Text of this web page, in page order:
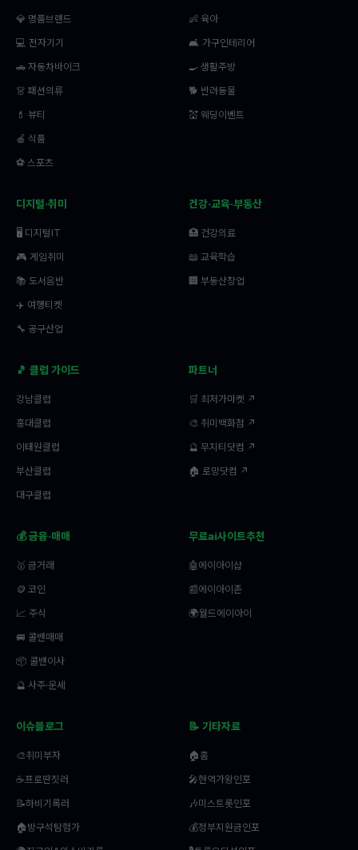
💎 명품브랜드
💻 전자기기
🚗 자동차바이크
👗 패션의류
💄 뷰티
🍎 식품
⚽ 스포츠
👶 육아
🛋️ 가구인테리어
🍳 생활주방
🐕 반려동물
💒 웨딩이벤트
디지털·취미
🖥️ 디지털IT
🎮 게임취미
📚 도서음반
✈️ 여행티켓
🔧 공구산업
건강·교육·부동산
🏥 건강의료
📖 교육학습
🏢 부동산창업
🎵 클럽 가이드
강남클럽
홍대클럽
이태원클럽
부산클럽
대구클럽
파트너
🛒 최저가마켓 ↗
🎨 취미백화점 ↗
🔮 무지티닷컴 ↗
🏠 로망닷컴 ↗
💰 금융·매매
🥇 금거래
🪙 코인
📈 주식
🚐 콜밴매매
📦 콜밴이사
🔮 사주·운세
무료ai사이트추천
🤖에이아이샵
📰에이아이존
🌍월드에이아이
이슈블로그
🎨취미부자
☕프로딴짓러
📝하비기록러
🏠방구석탐험가
📝 기타자료
🏠홈
🎤현역가왕인포
🎶미스트롯인포
💰정부지원금인포